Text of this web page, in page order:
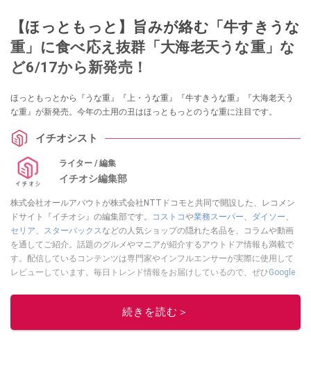
【ほっともっと】旨みが絡む「牛すきうな
重」に食べ応え抜群「大海老天うな重」な
ど6/17から新発売！
ほっともっとから『うな重』『上・うな重』『牛すきうな重』『大海老天う
な重』が新発売。今年の土用の丑はほっともっとのうな重に注目です。
イチオシスト
ライター / 編集
イチオシ編集部
株式会社オールアバウトが株式会社NTTドコモと共同で開設した、レコメン
ドサイト『イチオシ』の編集部です。
コストコや業務スーパー、 ダイソー、
セリア、 スターバックスなどの人気ショップの隠れた名品を、コラムや動画
を通してご紹介。話題のグルメやマニアが紹介するアウトドア情報も満載で
す。配信しているコンテンツは専門家やインフルエンサーが実際に使用して
レビューしています。毎日トレンド情報をお届けしているので、ぜひGoogle
このイチオシストの他の記事を読む
続きを読む＞